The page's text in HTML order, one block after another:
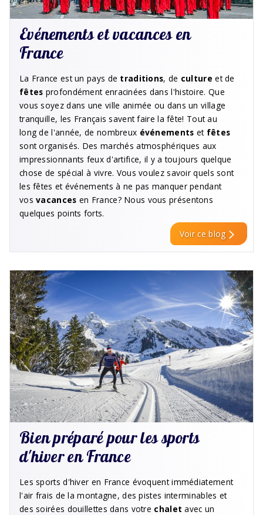
Evénements et vacances en
France
La France est un pays de traditions, de cultureet de
fêtes profondément enracinées dans l'histoire. Que
vous soyez dans une ville animée ou dans un village
tranquille, les Français savent faire la fête! Tout au
long de l'année, de nombreux événements et fêtes
sont organisés. Des marchés atmosphériques aux
impressionnants feux d'artifice, il y a toujours quelque
chose de spécial à vivre. Vous voulez savoir quels sont
les fêtes et événements à ne pas manquer pendant
vosvacances en France? Nous vous présentons
quelques points forts.
Voir ce blog
Bien préparé pour les sports
d'hiver en France
Les sports d'hiver en France évoquent immédiatement
l'air frais de la montagne, des pistes interminables et
des soirées douillettes dans votre chalet avec un